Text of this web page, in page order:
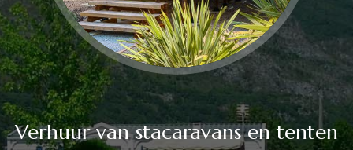
Verhuur van stacaravans en tenten